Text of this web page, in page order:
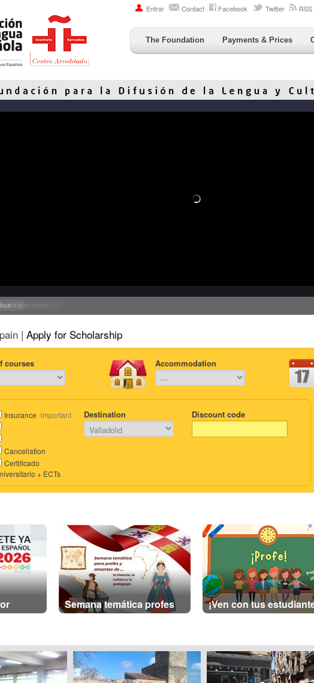
Entrar Contact Facebook Twitter RSS
The Foundation Payments & Prices
link
del abecedario
| Apply for Scholarship
courses Accommodation
Insurance -important
Cancellation
Certificado
+ ECTs
Destination Discount code
Semana temática profes ¡Ven con tus